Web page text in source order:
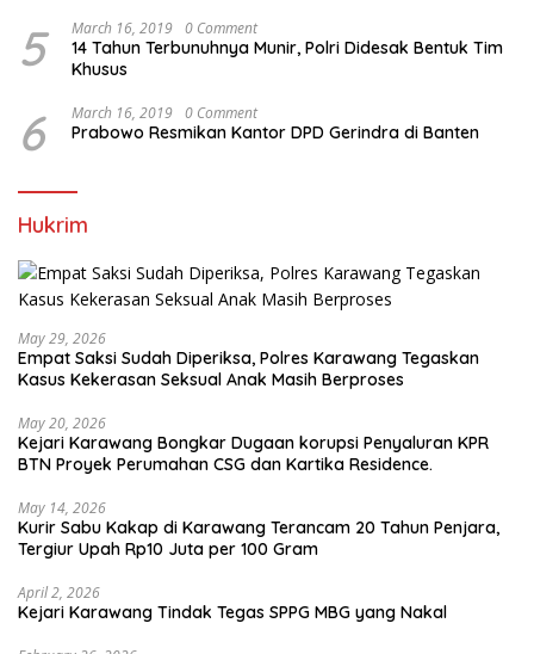
5 March 16, 2019 0 Comment
14 Tahun Terbunuhnya Munir, Polri Didesak Bentuk Tim
Khusus
6 March 16, 2019 0 Comment
Prabowo Resmikan Kantor DPD Gerindra di Banten
Hukrim
May 29, 2026
Empat Saksi Sudah Diperiksa, Polres Karawang Tegaskan
Kasus Kekerasan Seksual Anak Masih Berproses
May 20, 2026
Kejari Karawang Bongkar Dugaan korupsi Penyaluran KPR
BTN Proyek Perumahan CSG dan Kartika Residence.
May 14, 2026
Kurir Sabu Kakap di Karawang Terancam 20 Tahun Penjara,
Tergiur Upah Rp10 Juta per 100 Gram
April 2, 2026
Kejari Karawang Tindak Tegas SPPG MBG yang Nakal